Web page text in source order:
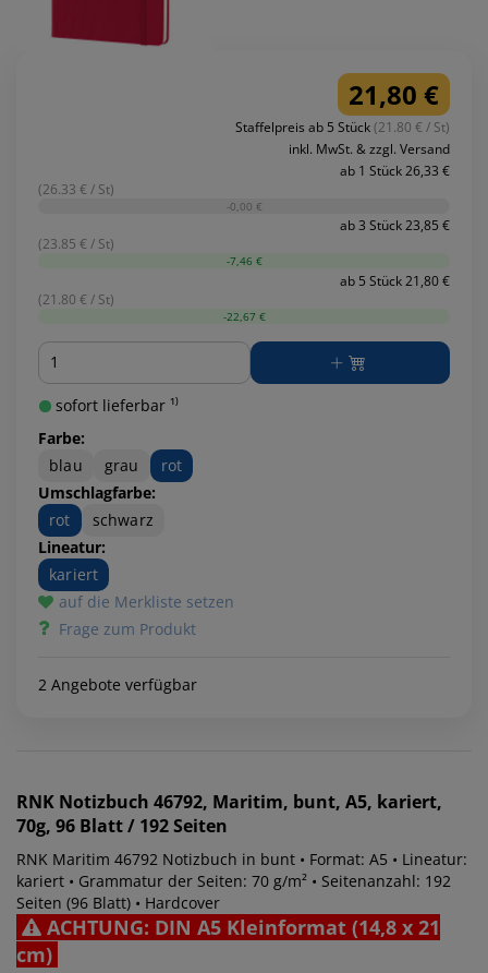
21,80 €
Staffelpreis ab 5 Stück(21.80 € / St)
inkl. MwSt. & zzgl. Versand
ab 1 Stück 26,33 €
(26.33 € / St)
-0,00 €
ab 3 Stück 23,85 €
(23.85 € / St)
-7,46 €
ab 5 Stück 21,80 €
(21.80 € / St)
-22,67 €
Menge
sofort lieferbar ¹⁾
Farbe:
blau
grau
rot
Umschlagfarbe:
rot
schwarz
Lineatur:
kariert
auf die Merkliste setzen
Frage zum Produkt
2 Angebote verfügbar
RNK Notizbuch 46792, Maritim, bunt, A5, kariert,
70g, 96 Blatt / 192 Seiten
RNK Maritim 46792 Notizbuch in bunt • Format: A5 • Lineatur:
kariert • Grammatur der Seiten: 70 g/m² • Seitenanzahl: 192
Seiten (96 Blatt) • Hardcover
ACHTUNG: DIN A5 Kleinformat (14,8 x 21
cm)